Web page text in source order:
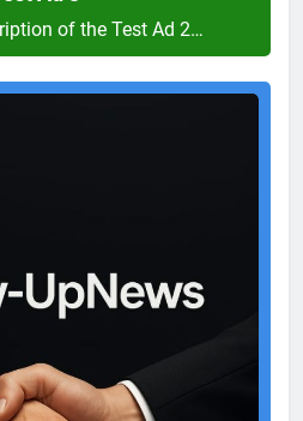
of the Test Ad 2…